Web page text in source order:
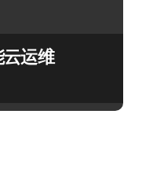
运维